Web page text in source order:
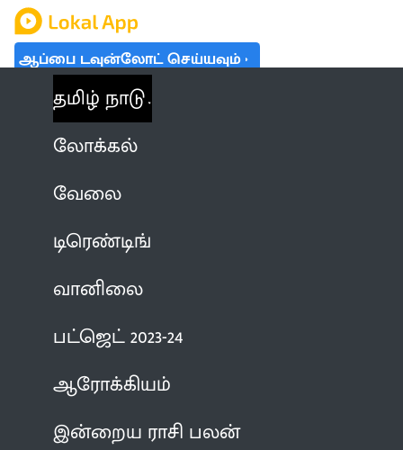
ஆப்பை டவுன்லோட் செய்யவும்
தமிழ் நாடு
லோக்கல்
வேலை
டிரெண்டிங்
வானிலை
பட்ஜெட் 2023-24
ஆரோக்கியம்
இன்றைய ராசி பலன்